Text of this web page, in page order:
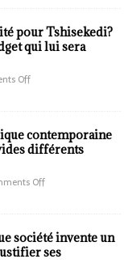
pour Tshisekedi?
qui lui sera
Off
contemporaine
différents
Off
société invente un
ses